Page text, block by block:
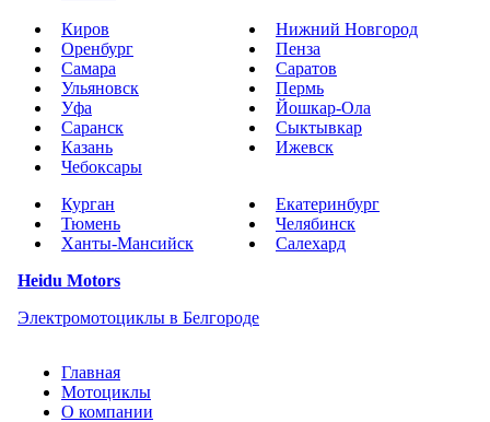
Киров
Нижний Новгород
Оренбург
Пенза
Самара
Саратов
Ульяновск
Пермь
Уфа
Йошкар-Ола
Саранск
Сыктывкар
Казань
Ижевск
Чебоксары
Курган
Екатеринбург
Тюмень
Челябинск
Ханты-Мансийск
Салехард
Heidu Motors
Электромотоциклы в Белгороде
Главная
Мотоциклы
О компании